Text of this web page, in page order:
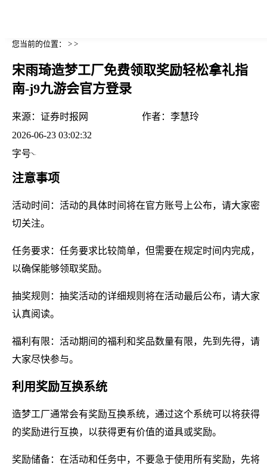
您当前的位置： > >
宋雨琦造梦工厂免费领取奖励轻松拿礼指
南-j9九游会官方登录
来源： 证券时报网 作者： 李慧玲
2026-06-23 03:02:32
字号
注意事项
活动时间：活动的具体时间将在官方账号上公布，请大家密
切关注。
任务要求：任务要求比较简单，但需要在规定时间内完成，
以确保能够领取奖励。
抽奖规则：抽奖活动的详细规则将在活动最后公布，请大家
认真阅读。
福利有限：活动期间的福利和奖品数量有限，先到先得，请
大家尽快参与。
利用奖励互换系统
造梦工厂通常会有奖励互换系统，通过这个系统可以将获得
的奖励进行互换，以获得更有价值的道具或奖励。
奖励储备：在活动和任务中，不要急于使用所有奖励，先将